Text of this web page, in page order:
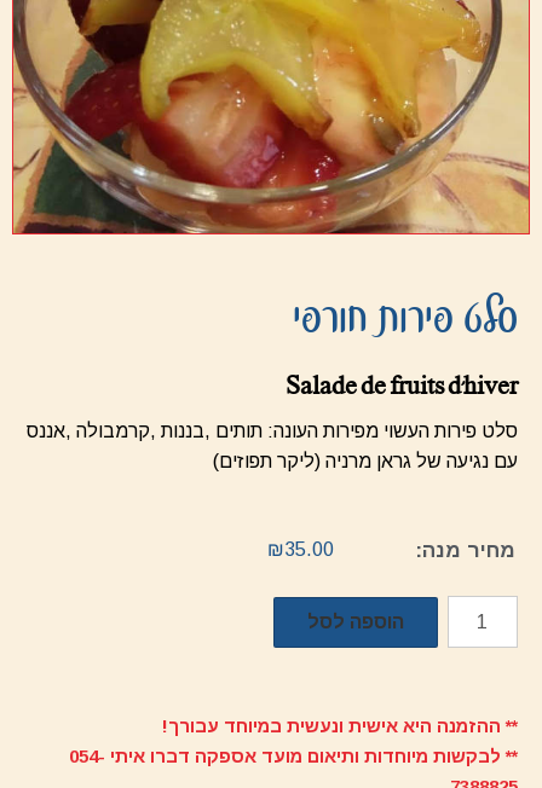
סלט פירות חורפי
Salade de fruits d'hiver
סלט פירות העשוי מפירות העונה: תותים ,בננות ,קרמבולה ,אננס
עם נגיעה של גראן מרניה (ליקר תפוזים)
מחיר מנה: ₪35.00
הוספה לסל
** ההזמנה היא אישית ונעשית במיוחד עבורך!
** לבקשות מיוחדות ותיאום מועד אספקה דברו איתי 054-